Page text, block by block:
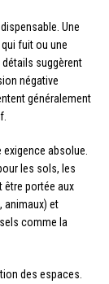
Une
fuit ou une
suggèrent
négative
généralement
absolue.
les sols, les
être portée aux
animaux) et
comme la
des espaces.